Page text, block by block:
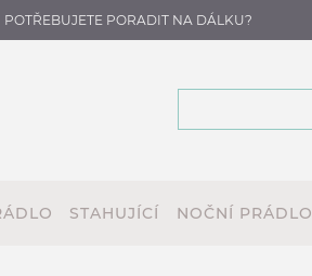
POTŘEBUJETE PORADIT NA DÁLKU?
STAHUJÍCÍ NOČNÍ PRÁDLO